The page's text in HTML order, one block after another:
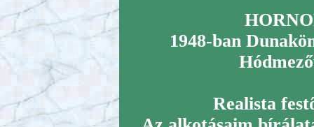
1948-ban
Realista